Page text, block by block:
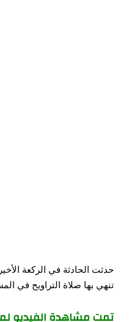
حدثت الحادثة في الركعة
تنهي بها صلاة التراويح في